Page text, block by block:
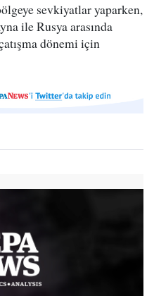
sevkiyatlar yaparken,
ile Rusya arasında
dönemi için